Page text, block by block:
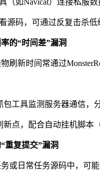
源码，可通过反复击杀
的“时间差”漏洞
刷新时间常通过
包工具监测服务器通信，
点，配合自动挂机脚本
重复提交”漏洞
或日常任务源码中，可